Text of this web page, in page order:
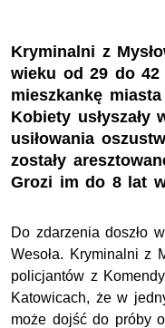
Kryminalni z
wieku od 29 do 42
mieszkankę
Kobiety usłyszały
usiłowania
zostały
Grozi im do 8 lat
Do zdarzenia doszło
Wesoła. Kryminalni z
policjantów z
Katowicach, że w
może dojść do próby